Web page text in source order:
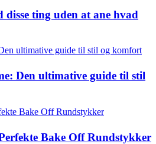
ting uden at ane hvad
Den ultimative guide til stil
Bake Off Rundstykker